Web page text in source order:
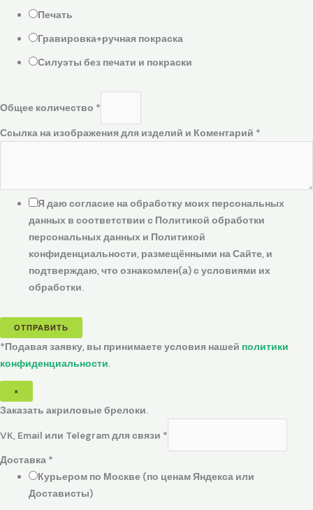
Печать
Гравировка+ручная покраска
Силуэты без печати и покраски
Общее количество *
Ссылка на изображения для изделий и Коментарий *
Я даю согласие на обработку моих персональных
данных в соответствии с Политикой обработки
персональных данных и Политикой
конфиденциальности, размещёнными на Сайте, и
подтверждаю, что ознакомлен(а) с условиями их
обработки.
ОТПРАВИТЬ
*Подавая заявку, вы принимаете условия нашей политики
конфиденциальности.
×
Заказать акриловые брелоки.
VK, Email или Telegram для связи *
Доставка *
Курьером по Москве (по ценам Яндекса или
Достависты)